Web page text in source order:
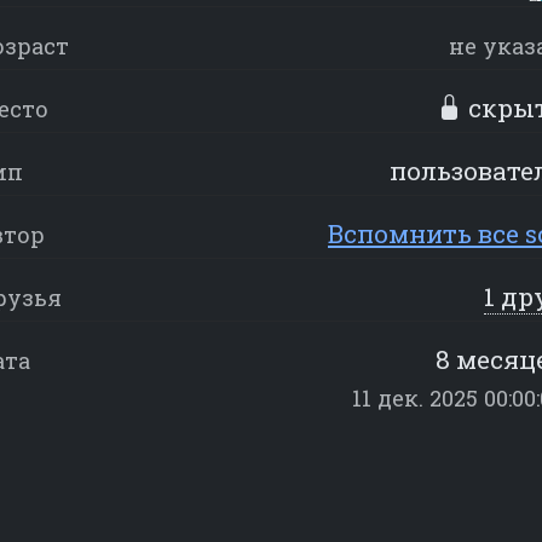
не
Вспомнить все
1
8
11 дек. 2025